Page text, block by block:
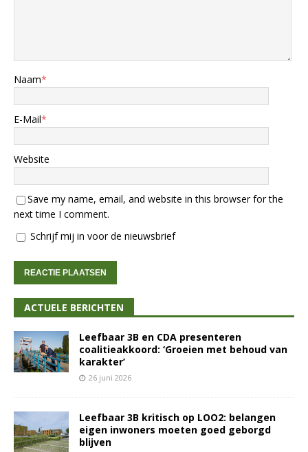
Naam*
E-Mail*
Website
Save my name, email, and website in this browser for the
next time I comment.
Schrijf mij in voor de nieuwsbrief
ACTUELE BERICHTEN
Leefbaar 3B en CDA presenteren
coalitieakkoord: ‘Groeien met behoud van
karakter’
26 juni 2026
Leefbaar 3B kritisch op LOO2: belangen
eigen inwoners moeten goed geborgd
blijven